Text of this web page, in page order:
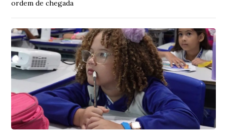
ordem de chegada